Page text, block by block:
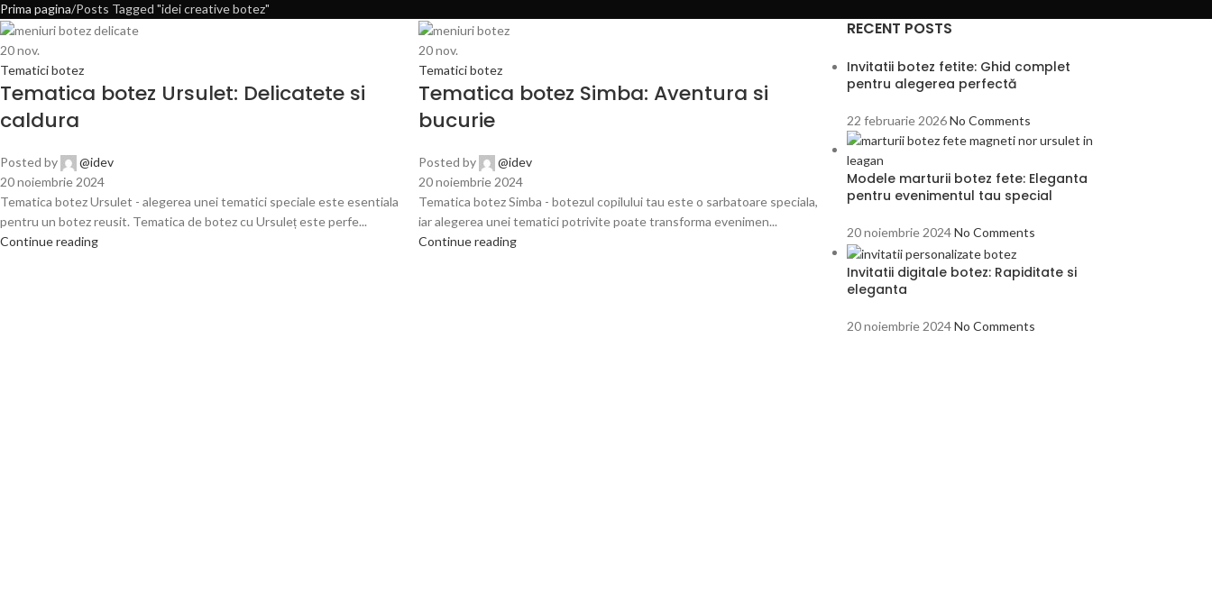
Prima pagina Posts Tagged "idei creative botez"
20nov.
Tematici botez
Tematica botez Ursulet: Delicatete si
caldura
Posted by
@idev
20 noiembrie 2024
Tematica botez Ursulet - alegerea unei tematici speciale este esentiala
pentru un botez reusit. Tematica de botez cu Ursuleț este perfe...
Continue reading
20nov.
Tematici botez
Tematica botez Simba: Aventura si
bucurie
Posted by
@idev
20 noiembrie 2024
Tematica botez Simba - botezul copilului tau este o sarbatoare speciala,
iar alegerea unei tematici potrivite poate transforma evenimen...
Continue reading
RECENT POSTS
Invitatii botez fetite: Ghid complet
pentru alegerea perfectă
22 februarie 2026No Comments
Modele marturii botez fete: Eleganta
pentru evenimentul tau special
20 noiembrie 2024No Comments
Invitatii digitale botez: Rapiditate si
eleganta
20 noiembrie 2024No Comments